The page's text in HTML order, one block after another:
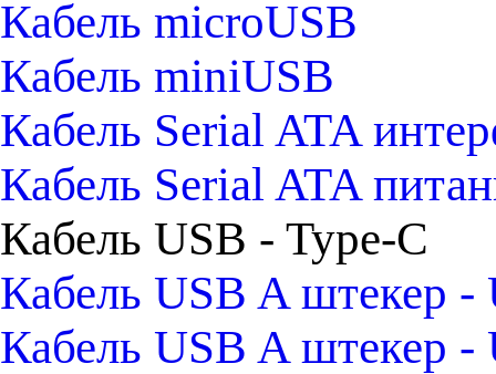
Кабель microUSB
Кабель miniUSB
Кабель Serial ATA
Кабель Serial ATA
Кабель USB - Type-C
Кабель USB A штекер -
Кабель USB A штекер -